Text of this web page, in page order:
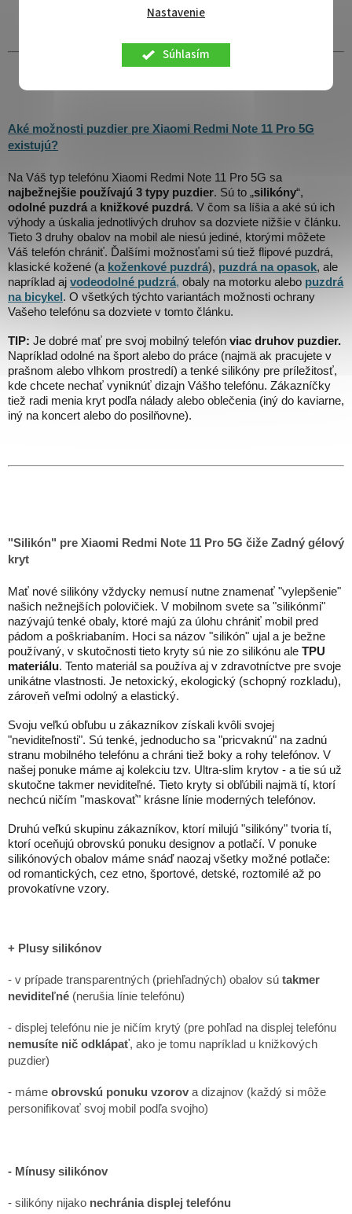
Nastavenie
Súhlasím
Aké možnosti puzdier pre Xiaomi Redmi Note 11 Pro 5G
existujú?
Na Váš typ telefónu Xiaomi Redmi Note 11 Pro 5G sa
najbežnejšie používajú 3 typy puzdier. Sú to „silikóny“,
odolné puzdrá a knižkové puzdrá. V čom sa líšia a aké sú ich
výhody a úskalia jednotlivých druhov sa dozviete nižšie v článku.
Tieto 3 druhy obalov na mobil ale niesú jediné, ktorými môžete
Váš telefón chrániť. Ďalšími možnosťami sú tiež flipové puzdrá,
klasické kožené (a koženkové puzdrá), puzdrá na opasok, ale
napríklad aj vodeodolné pudzrá, obaly na motorku alebo puzdrá
na bicykel . O všetkých týchto variantách možnosti ochrany
Vašeho telefónu sa dozviete v tomto článku.
TIP: Je dobré mať pre svoj mobilný telefón viac druhov puzdier.
Napríklad odolné na šport alebo do práce (najmä ak pracujete v
prašnom alebo vlhkom prostredí) a tenké silikóny pre príležitosť,
kde chcete nechať vyniknúť dizajn Vášho telefónu. Zákazníčky
tiež radi menia kryt podľa nálady alebo oblečenia (iný do kaviarne,
iný na koncert alebo do posilňovne).
"Silikón" pre Xiaomi Redmi Note 11 Pro 5G čiže Zadný gélový
kryt
Mať nové silikóny vždycky nemusí nutne znamenať "vylepšenie"
našich nežnejších polovičiek. V mobilnom svete sa "silikónmi"
nazývajú tenké obaly, ktoré majú za úlohu chrániť mobil pred
pádom a poškriabaním. Hoci sa názov "silikón" ujal a je bežne
používaný, v skutočnosti tieto kryty sú nie zo silikónu ale TPU
materiálu. Tento materiál sa používa aj v zdravotníctve pre svoje
unikátne vlastnosti. Je netoxický, ekologický (schopný rozkladu),
zároveň veľmi odolný a elastický.
Svoju veľkú obľubu u zákazníkov získali kvôli svojej
"neviditeľnosti". Sú tenké, jednoducho sa "pricvaknú" na zadnú
stranu mobilného telefónu a chráni tiež boky a rohy telefónov. V
našej ponuke máme aj kolekciu tzv. Ultra-slim krytov - a tie sú už
skutočne takmer neviditeľné. Tieto kryty si obľúbili najmä tí, ktorí
nechcú ničím "maskovať" krásne línie moderných telefónov.
Druhú veľkú skupinu zákazníkov, ktorí milujú "silikóny" tvoria tí,
ktorí oceňujú obrovskú ponuku designov a potlačí. V ponuke
silikónových obalov máme snáď naozaj všetky možné potlače:
od romantických, cez etno, športové, detské, roztomilé až po
provokatívne vzory.
+ Plusy silikónov
- v prípade transparentných (priehľadných) obalov sú takmer
neviditeľné (nerušia línie telefónu)
- displej telefónu nie je ničím krytý (pre pohľad na displej telefónu
nemusíte nič odklápať, ako je tomu napríklad u knižkových
puzdier)
- máme obrovskú ponuku vzorov a dizajnov (každý si môže
personifikovať svoj mobil podľa svojho)
- Mínusy silikónov
- silikóny nijako nechránia displej telefónu